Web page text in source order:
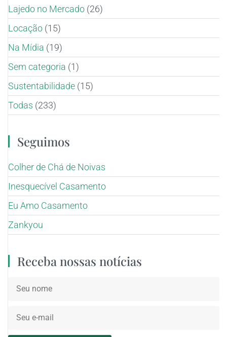
Lajedo no Mercado (26)
Locação (15)
Na Mídia (19)
Sem categoria (1)
Sustentabilidade (15)
Todas (233)
Seguimos
Colher de Chá de Noivas
Inesquecível Casamento
Eu Amo Casamento
Zankyou
Receba nossas notícias